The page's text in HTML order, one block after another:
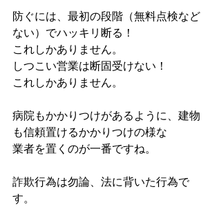
防ぐには、最初の段階（無料点検など
ない）でハッキリ断る！
これしかありません。
しつこい営業は断固受けない！
これしかありません。
病院もかかりつけがあるように、建物
も信頼置けるかかりつけの様な
業者を置くのが一番ですね。
詐欺行為は勿論、法に背いた行為で
す。